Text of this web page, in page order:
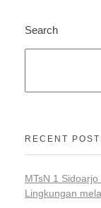
Search
RECENT
MTsN 1
Lingkungan